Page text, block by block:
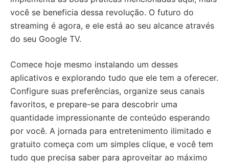
você se beneficia dessa revolução. O futuro do
streaming é agora, e ele está ao seu alcance através
do seu Google TV.
Comece hoje mesmo instalando um desses
aplicativos e explorando tudo que ele tem a oferecer.
Configure suas preferências, organize seus canais
favoritos, e prepare-se para descobrir uma
quantidade impressionante de conteúdo esperando
por você. A jornada para entretenimento ilimitado e
gratuito começa com um simples clique, e você tem
tudo que precisa saber para aproveitar ao máximo